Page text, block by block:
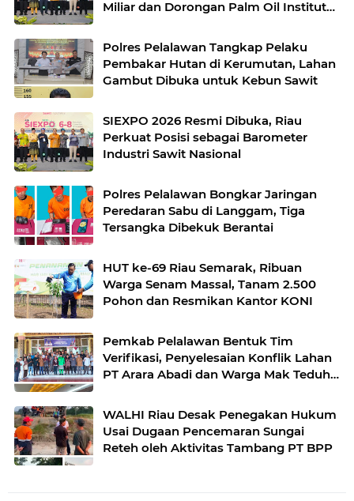
Miliar dan Dorongan Palm Oil Institute
Polres Pelalawan Tangkap Pelaku
Pembakar Hutan di Kerumutan, Lahan
Gambut Dibuka untuk Kebun Sawit
SIEXPO 2026 Resmi Dibuka, Riau
Perkuat Posisi sebagai Barometer
Industri Sawit Nasional
Polres Pelalawan Bongkar Jaringan
Peredaran Sabu di Langgam, Tiga
Tersangka Dibekuk Berantai
HUT ke-69 Riau Semarak, Ribuan
Warga Senam Massal, Tanam 2.500
Pohon dan Resmikan Kantor KONI
Pemkab Pelalawan Bentuk Tim
Verifikasi, Penyelesaian Konflik Lahan
PT Arara Abadi dan Warga Mak Teduh
WALHI Riau Desak Penegakan Hukum
Usai Dugaan Pencemaran Sungai
Reteh oleh Aktivitas Tambang PT BPP